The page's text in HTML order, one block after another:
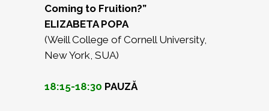
Coming to Fruition?”
ELIZABETA POPA
(Weill College of Cornell University,
New York, SUA)
18:15-18:30 PAUZĂ